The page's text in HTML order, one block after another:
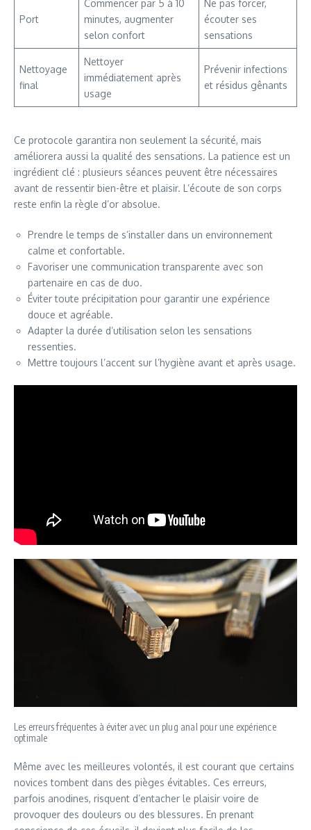
Port
Commencer par 5 à 10
minutes, augmenter
selon confort
Ne pas forcer,
écouter ses
sensations
Nettoyage
final
Nettoyer
immédiatement après
usage
Prévenir infections
et résidus gênants
Ce protocole garantira non seulement la sécurité, mais
améliorera aussi la qualité des sensations. La patience est un
ingrédient clé : plusieurs séances peuvent être nécessaires
avant de ressentir bien-être et plaisir. L’écoute de son corps
reste enfin la règle d’or absolue.
Prendre le temps de s’installer dans un environnement
calme et confortable.
Favoriser une communication transparente avec son
partenaire en cas de duo.
Éviter toute précipitation pour garantir une expérience
douce et agréable.
Adapter la durée d’utilisation selon les sensations
ressenties.
Mettre toujours l’accent sur l’hygiène avant et après usage.
Les erreurs fréquentes à éviter avec un plug anal pour une expérience
optimale
Même avec les meilleures volontés, il est courant que certains
novices tombent dans des pièges évitables. Ces erreurs,
parfois anodines, risquent d’entacher le plaisir voire de
provoquer des douleurs ou des blessures. En prenant